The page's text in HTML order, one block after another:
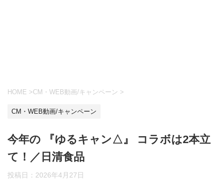
HOME >CM・WEB動画/キャンペーン >
CM・WEB動画/キャンペーン
今年の 『ゆるキャン△』 コラボは2本立
て！／日清食品
投稿日： 2026年4月27日